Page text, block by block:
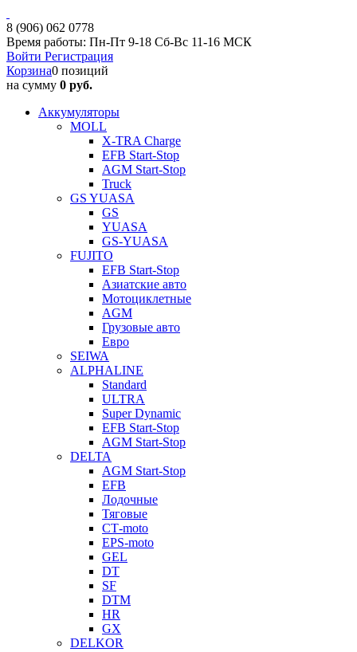
8 (906) 062 0778
Время работы: Пн-Пт 9-18 Сб-Вс 11-16 МСК
Войти Регистрация
Корзина0 позиций
на сумму 0 руб.
Аккумуляторы
MOLL
X-TRA Charge
EFB Start-Stop
AGM Start-Stop
Truck
GS YUASA
GS
YUASA
GS-YUASA
FUJITO
EFB Start-Stop
Азиатские авто
Мотоциклетные
AGM
Грузовые авто
Евро
SEIWA
ALPHALINE
Standard
ULTRA
Super Dynamic
EFB Start-Stop
AGM Start-Stop
DELTA
AGM Start-Stop
EFB
Лодочные
Тяговые
СТ-moto
EPS-moto
GEL
DT
SF
DTM
HR
GX
DELKOR